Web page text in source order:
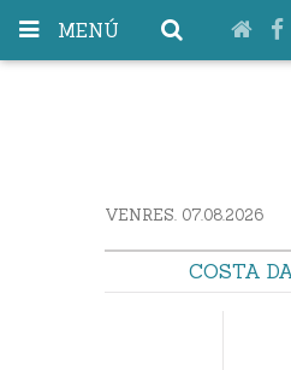
MENÚ
VENRES. 07.08.2026
COSTA